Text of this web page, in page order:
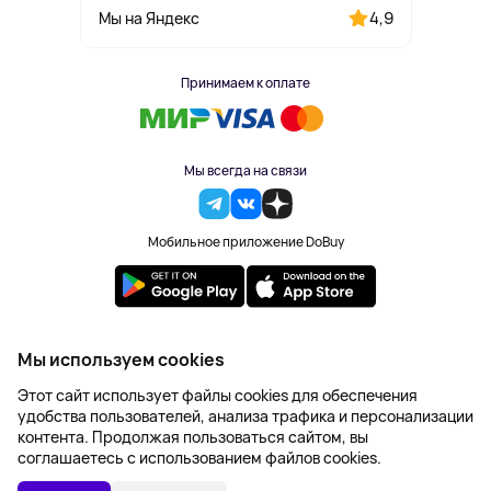
Мы на Яндекс 4,9
Принимаем к оплате
Мы всегда на связи
Мобильное приложение DoBuy
2023-2026 © DoBuy. Все права защищены
Правила обработки персональных данных
Пользовательское соглашение
Оферта
Создание сайта – NetLab
Мы используем cookies
Этот сайт использует файлы cookies для обеспечения
удобства пользователей, анализа трафика и персонализации
контента. Продолжая пользоваться сайтом, вы
соглашаетесь с использованием файлов cookies.